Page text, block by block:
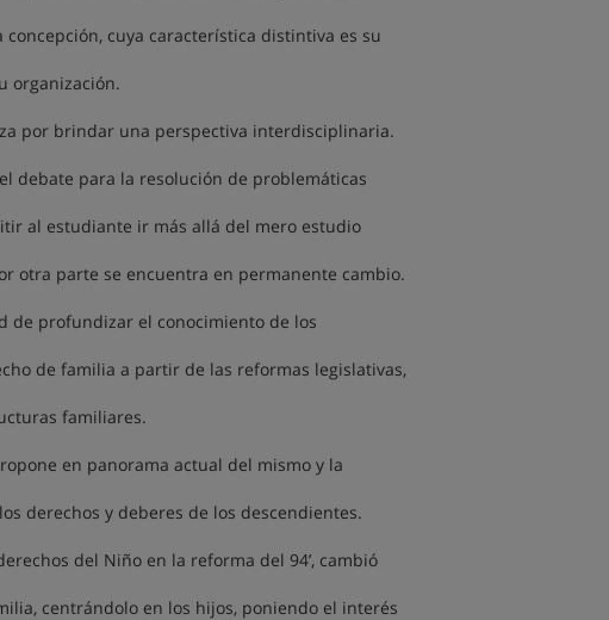
cuya característica distintiva es su
organización.
por brindar una perspectiva interdisciplinaria.
debate para la resolución de problemáticas
al estudiante ir más allá del mero estudio
otra parte se encuentra en permanente cambio.
de profundizar el conocimiento de los
de familia a partir de las reformas legislativas,
familiares.
en panorama actual del mismo y la
derechos y deberes de los descendientes.
del Niño en la reforma del 94’, cambió
centrándolo en los hijos, poniendo el interés